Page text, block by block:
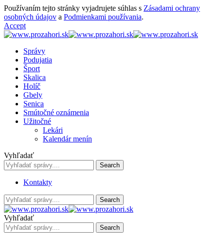
Používaním tejto stránky vyjadrujete súhlas s Zásadami ochrany
osobných údajov a Podmienkami používania.
Accept
Správy
Podujatia
Šport
Skalica
Holíč
Gbely
Senica
Smútočné oznámenia
Užitočné
Lekári
Kalendár menín
Vyhľadať
Kontakty
Vyhľadať